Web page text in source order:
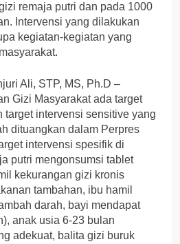
remaja putri dan pada 1000
Intervensi yang dilakukan
kegiatan-kegiatan yang
Ali, STP, MS, Ph.D –
Gizi Masyarakat ada target
target intervensi sensitive yang
dituangkan dalam Perpres
intervensi spesifik di
putri mengonsumsi tablet
kekurangan gizi kronis
tambahan, ibu hamil
darah, bayi mendapat
anak usia 6-23 bulan
adekuat, balita gizi buruk